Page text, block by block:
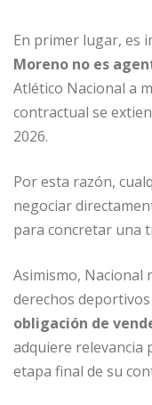
En primer lugar, es
Moreno no es
Atlético Nacional a
contractual se
2026.
Por esta razón,
negociar
para concretar una
Asimismo, Nacional
derechos
obligación de
adquiere relevancia
etapa final de su